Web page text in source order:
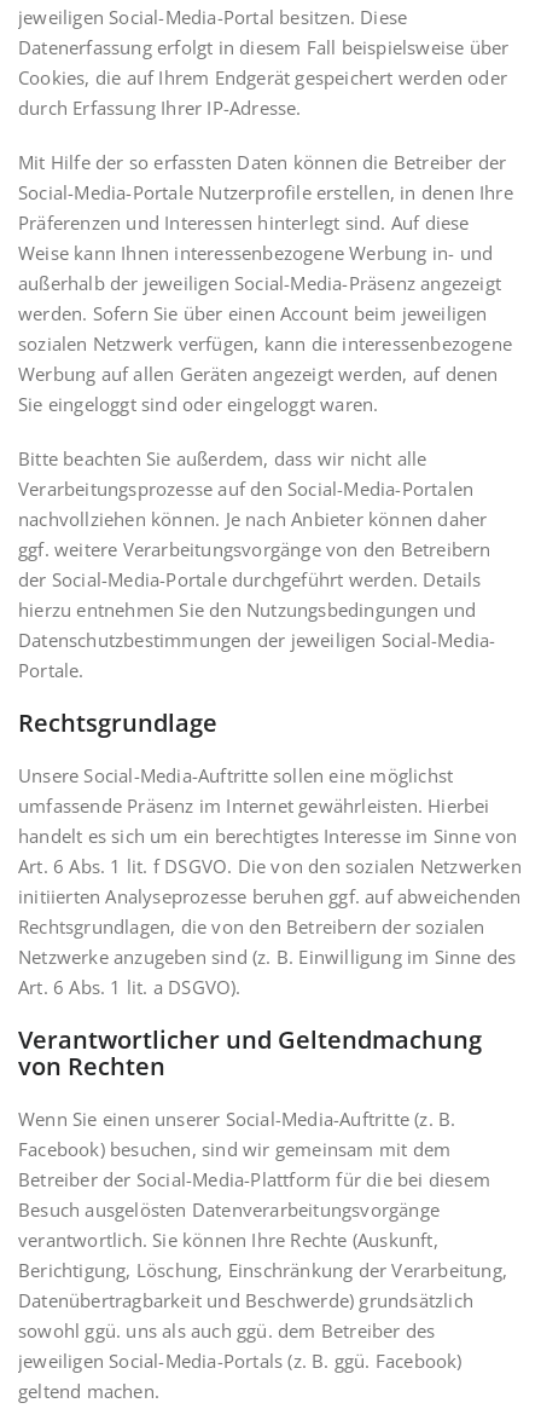
jeweiligen Social-Media-Portal besitzen. Diese
Datenerfassung erfolgt in diesem Fall beispielsweise über
Cookies, die auf Ihrem Endgerät gespeichert werden oder
durch Erfassung Ihrer IP-Adresse.
Mit Hilfe der so erfassten Daten können die Betreiber der
Social-Media-Portale Nutzerprofile erstellen, in denen Ihre
Präferenzen und Interessen hinterlegt sind. Auf diese
Weise kann Ihnen interessenbezogene Werbung in- und
außerhalb der jeweiligen Social-Media-Präsenz angezeigt
werden. Sofern Sie über einen Account beim jeweiligen
sozialen Netzwerk verfügen, kann die interessenbezogene
Werbung auf allen Geräten angezeigt werden, auf denen
Sie eingeloggt sind oder eingeloggt waren.
Bitte beachten Sie außerdem, dass wir nicht alle
Verarbeitungsprozesse auf den Social-Media-Portalen
nachvollziehen können. Je nach Anbieter können daher
ggf. weitere Verarbeitungsvorgänge von den Betreibern
der Social-Media-Portale durchgeführt werden. Details
hierzu entnehmen Sie den Nutzungsbedingungen und
Datenschutzbestimmungen der jeweiligen Social-Media-
Portale.
Rechtsgrundlage
Unsere Social-Media-Auftritte sollen eine möglichst
umfassende Präsenz im Internet gewährleisten. Hierbei
handelt es sich um ein berechtigtes Interesse im Sinne von
Art. 6 Abs. 1 lit. f DSGVO. Die von den sozialen Netzwerken
initiierten Analyseprozesse beruhen ggf. auf abweichenden
Rechtsgrundlagen, die von den Betreibern der sozialen
Netzwerke anzugeben sind (z. B. Einwilligung im Sinne des
Art. 6 Abs. 1 lit. a DSGVO).
Verantwortlicher und Geltendmachung
von Rechten
Wenn Sie einen unserer Social-Media-Auftritte (z. B.
Facebook) besuchen, sind wir gemeinsam mit dem
Betreiber der Social-Media-Plattform für die bei diesem
Besuch ausgelösten Datenverarbeitungsvorgänge
verantwortlich. Sie können Ihre Rechte (Auskunft,
Berichtigung, Löschung, Einschränkung der Verarbeitung,
Datenübertragbarkeit und Beschwerde) grundsätzlich
sowohl ggü. uns als auch ggü. dem Betreiber des
jeweiligen Social-Media-Portals (z. B. ggü. Facebook)
geltend machen.